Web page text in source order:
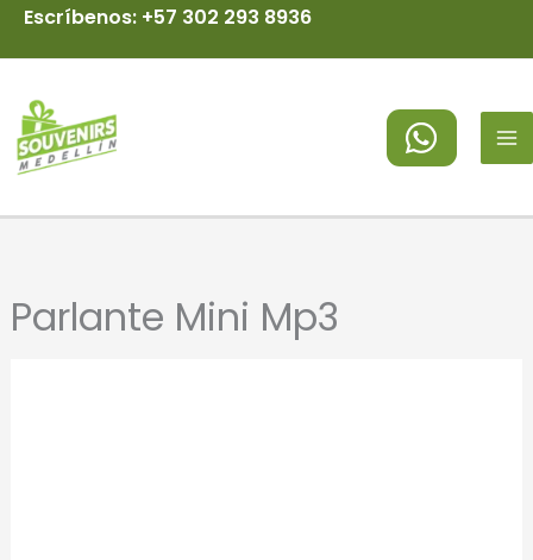
Escríbenos: +57 302 293 8936
Parlante Mini Mp3